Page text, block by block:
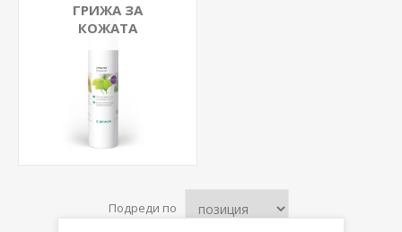
ГРИЖА ЗА
КОЖАТА
Подреди по